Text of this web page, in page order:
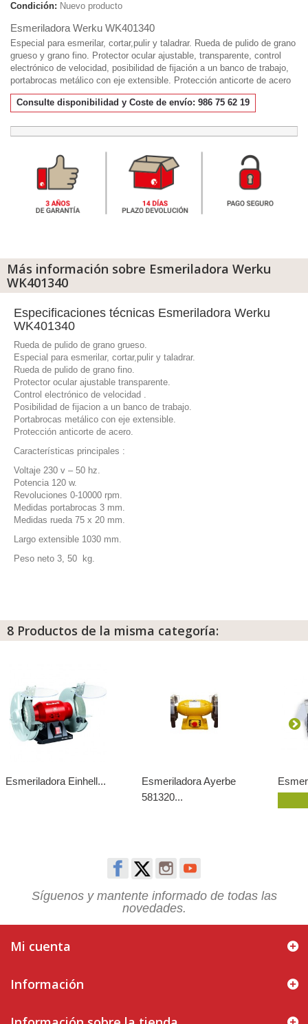
Condición: Nuevo producto
Esmeriladora Werku WK401340
Especial para esmerilar, cortar,pulir y taladrar. Rueda de pulido de grano
grueso y grano fino. Protector ocular ajustable, transparente, control
electrónico de velocidad, posibilidad de fijación a un banco de trabajo,
portabrocas metálico con eje extensible. Protección anticorte de acero
Consulte disponibilidad y Coste de envío: 986 75 62 19
Más información sobre Esmeriladora Werku
WK401340
Especificaciones técnicas Esmeriladora Werku
WK401340
Rueda de pulido de grano grueso.
Especial para esmerilar, cortar,pulir y taladrar.
Rueda de pulido de grano fino.
Protector ocular ajustable transparente.
Control electrónico de velocidad .
Posibilidad de fijacion a un banco de trabajo.
Portabrocas metálico con eje extensible.
Protección anticorte de acero.
Características principales :
Voltaje 230 v – 50 hz.
Potencia 120 w.
Revoluciones 0-10000 rpm.
Medidas portabrocas 3 mm.
Medidas rueda 75 x 20 mm.
Largo extensible 1030 mm.
Peso neto 3, 50 kg.
8 Productos de la misma categoría:
Esmeriladora Einhell...
Esmeriladora Ayerbe
581320...
Síguenos y mantente informado de todas las
novedades.
Mi cuenta
Información